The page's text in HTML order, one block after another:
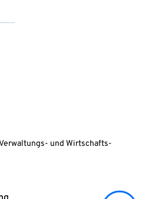
und Wirtschafts-